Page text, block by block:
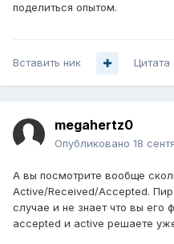
поделиться опытом.
Вставить ник Цитата
megahertz0
Опубликовано 18
А вы посмотрите вообще
Active/Received/Accepted.
случае и не знает что вы его
accepted и active решаете